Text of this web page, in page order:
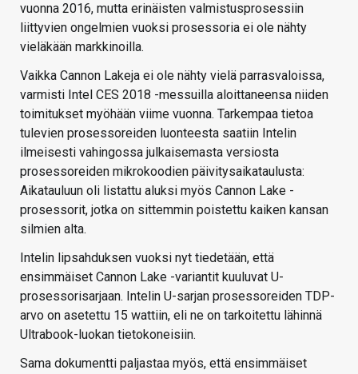
vuonna 2016, mutta erinäisten valmistusprosessiin
liittyvien ongelmien vuoksi prosessoria ei ole nähty
vieläkään markkinoilla.
Vaikka Cannon Lakeja ei ole nähty vielä parrasvaloissa,
varmisti Intel CES 2018 -messuilla aloittaneensa niiden
toimitukset myöhään viime vuonna. Tarkempaa tietoa
tulevien prosessoreiden luonteesta saatiin Intelin
ilmeisesti vahingossa julkaisemasta versiosta
prosessoreiden mikrokoodien päivitysaikataulusta:
Aikatauluun oli listattu aluksi myös Cannon Lake -
prosessorit, jotka on sittemmin poistettu kaiken kansan
silmien alta.
Intelin lipsahduksen vuoksi nyt tiedetään, että
ensimmäiset Cannon Lake -variantit kuuluvat U-
prosessorisarjaan. Intelin U-sarjan prosessoreiden TDP-
arvo on asetettu 15 wattiin, eli ne on tarkoitettu lähinnä
Ultrabook-luokan tietokoneisiin.
Sama dokumentti paljastaa myös, että ensimmäiset